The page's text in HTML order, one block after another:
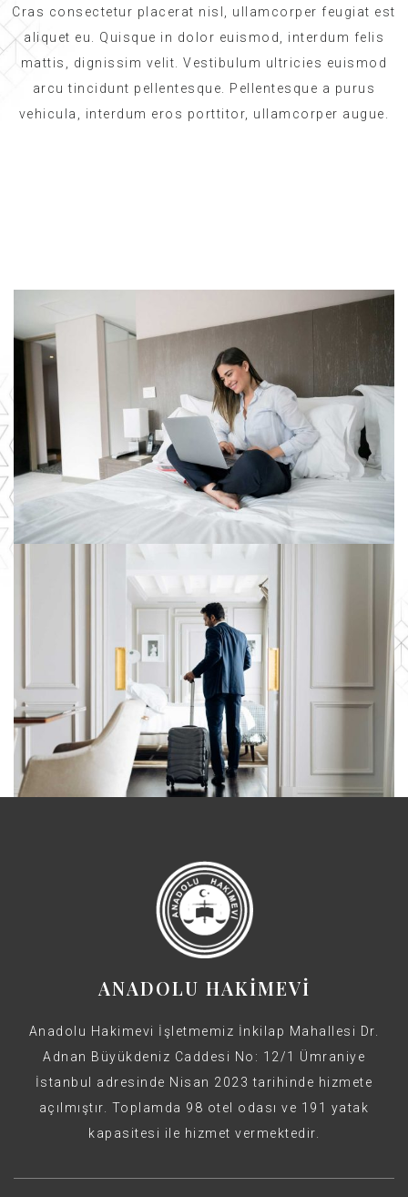
Cras consectetur placerat nisl, ullamcorper feugiat est
aliquet eu. Quisque in dolor euismod, interdum felis
mattis, dignissim velit. Vestibulum ultricies euismod
arcu tincidunt pellentesque. Pellentesque a purus
vehicula, interdum eros porttitor, ullamcorper augue.
ANADOLU HAKİMEVİ
Anadolu Hakimevi İşletmemiz İnkilap Mahallesi Dr.
Adnan Büyükdeniz Caddesi No: 12/1 Ümraniye
İstanbul adresinde Nisan 2023 tarihinde hizmete
açılmıştır. Toplamda 98 otel odası ve 191 yatak
kapasitesi ile hizmet vermektedir.